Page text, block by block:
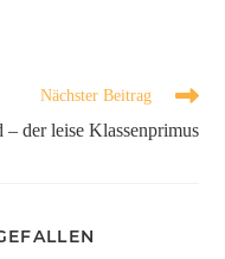
Nächster Beitrag
der leise Klassenprimus